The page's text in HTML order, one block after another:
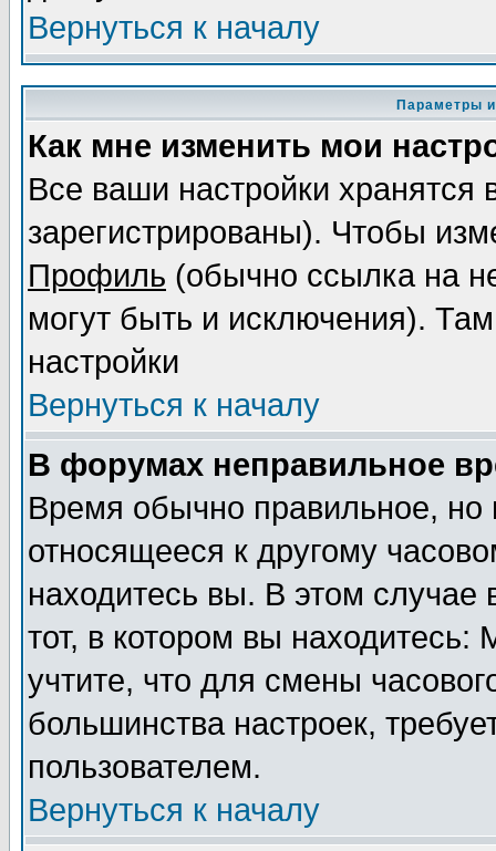
Вернуться к началу
Параметры
Как мне изменить мои
Все ваши настройки
зарегистрированы). Чтобы
Профиль (обычно ссылка на
могут быть и исключения).
настройки
Вернуться к началу
В форумах неправильное
Время обычно правильное,
относящееся к другому
находитесь вы. В этом
тот, в котором вы
учтите, что для смены
большинства настроек,
пользователем.
Вернуться к началу